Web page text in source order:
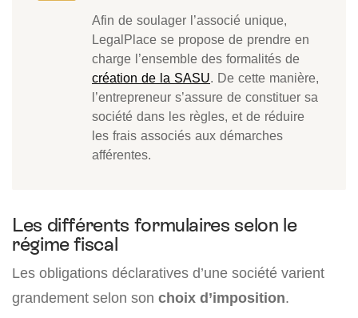
Afin de soulager l’associé unique,
LegalPlace se propose de prendre en
charge l’ensemble des formalités de
création de la SASU. De cette manière,
l’entrepreneur s’assure de constituer sa
société dans les règles, et de réduire
les frais associés aux démarches
afférentes.
Les différents formulaires selon le
régime fiscal
Les obligations déclaratives d’une société varient
grandement selon son choix d’imposition.